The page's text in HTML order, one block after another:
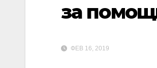
за
ФЕВ 16, 2019